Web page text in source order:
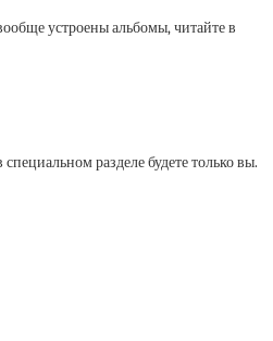
устроены альбомы, читайте в
разделе будете только вы.